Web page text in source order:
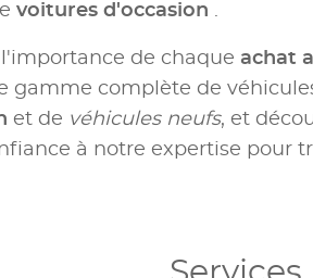
voitures d'occasion .
de chaque achat
gamme complète de
et de véhicules neufs, et
à notre expertise pour